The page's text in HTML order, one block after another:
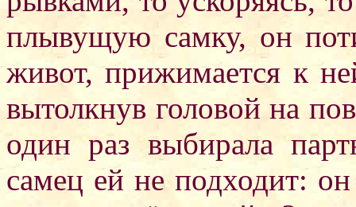
плывущую самку, он
живот, прижимается к
вытолкнув головой на
один раз выбирала
самец ей не подходит: